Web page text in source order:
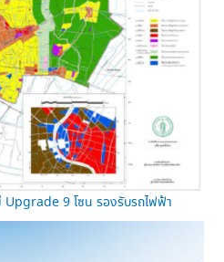
Upgrade 9 โซน รองรับรถไฟฟ้า